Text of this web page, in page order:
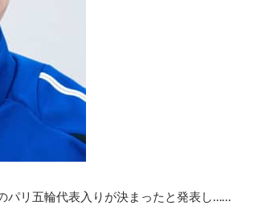
パリ五輪代表入りが決まったと発表し……